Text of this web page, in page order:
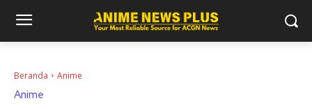
Beranda Anime
Anime